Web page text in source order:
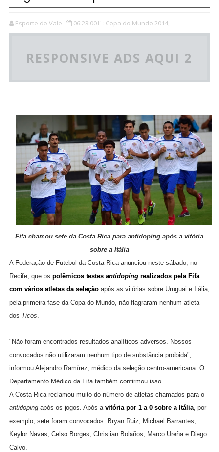
Esporte do Vale 06:23:00 Copa do Mundo 2014,
RESPONSIVE ADS AQUI 2
Fifa chamou sete da Costa Rica para antidoping após a vitória
sobre a Itália
A Federação de Futebol da Costa Rica anunciou neste sábado, no
Recife, que os polêmicos testes antidoping realizados pela Fifa
com vários atletas da seleçãoapós as vitórias sobre Uruguai e Itália,
pela primeira fase da Copa do Mundo, não flagraram nenhum atleta
dos Ticos.
"Não foram encontrados resultados analíticos adversos. Nossos
convocados não utilizaram nenhum tipo de substância proibida",
informou Alejandro Ramírez, médico da seleção centro-americana. O
Departamento Médico da Fifa também confirmou isso.
A Costa Rica reclamou muito do número de atletas chamados para o
antidoping após os jogos. Após a vitória por 1 a 0 sobre a Itália, por
exemplo, sete foram convocados: Bryan Ruiz, Michael Barrantes,
Keylor Navas, Celso Borges, Christian Bolaños, Marco Ureña e Diego
Calvo.